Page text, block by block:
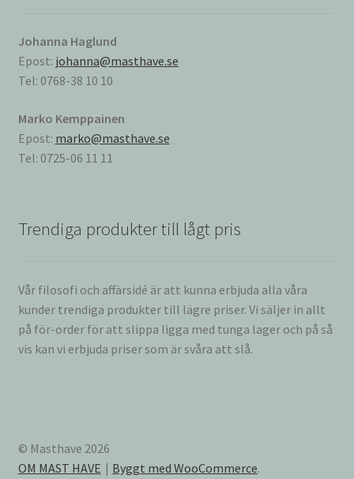
Johanna Haglund
Epost: johanna@masthave.se
Tel: 0768-38 10 10
Marko Kemppainen
Epost: marko@masthave.se
Tel: 0725-06 11 11
Trendiga produkter till lågt pris
Vår filosofi och affärsidé är att kunna erbjuda alla våra
kunder trendiga produkter till lägre priser. Vi säljer in allt
på för-order för att slippa ligga med tunga lager och på så
vis kan vi erbjuda priser som är svåra att slå.
© Masthave 2026
OM MAST HAVE
Byggt med WooCommerce.